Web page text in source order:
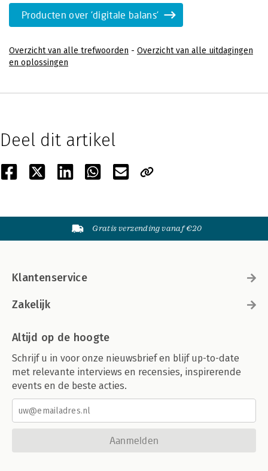
Producten over 'digitale balans'
Overzicht van alle trefwoorden - Overzicht van alle uitdagingen
en oplossingen
Deel dit artikel
Gratis verzending vanaf €20
Klantenservice
Zakelijk
Altijd op de hoogte
Schrijf u in voor onze nieuwsbrief en blijf up-to-date
met relevante interviews en recensies, inspirerende
events en de beste acties.
Aanmelden